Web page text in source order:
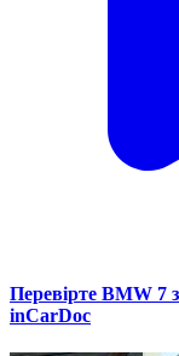
Перевірте BMW 7
inCarDoc